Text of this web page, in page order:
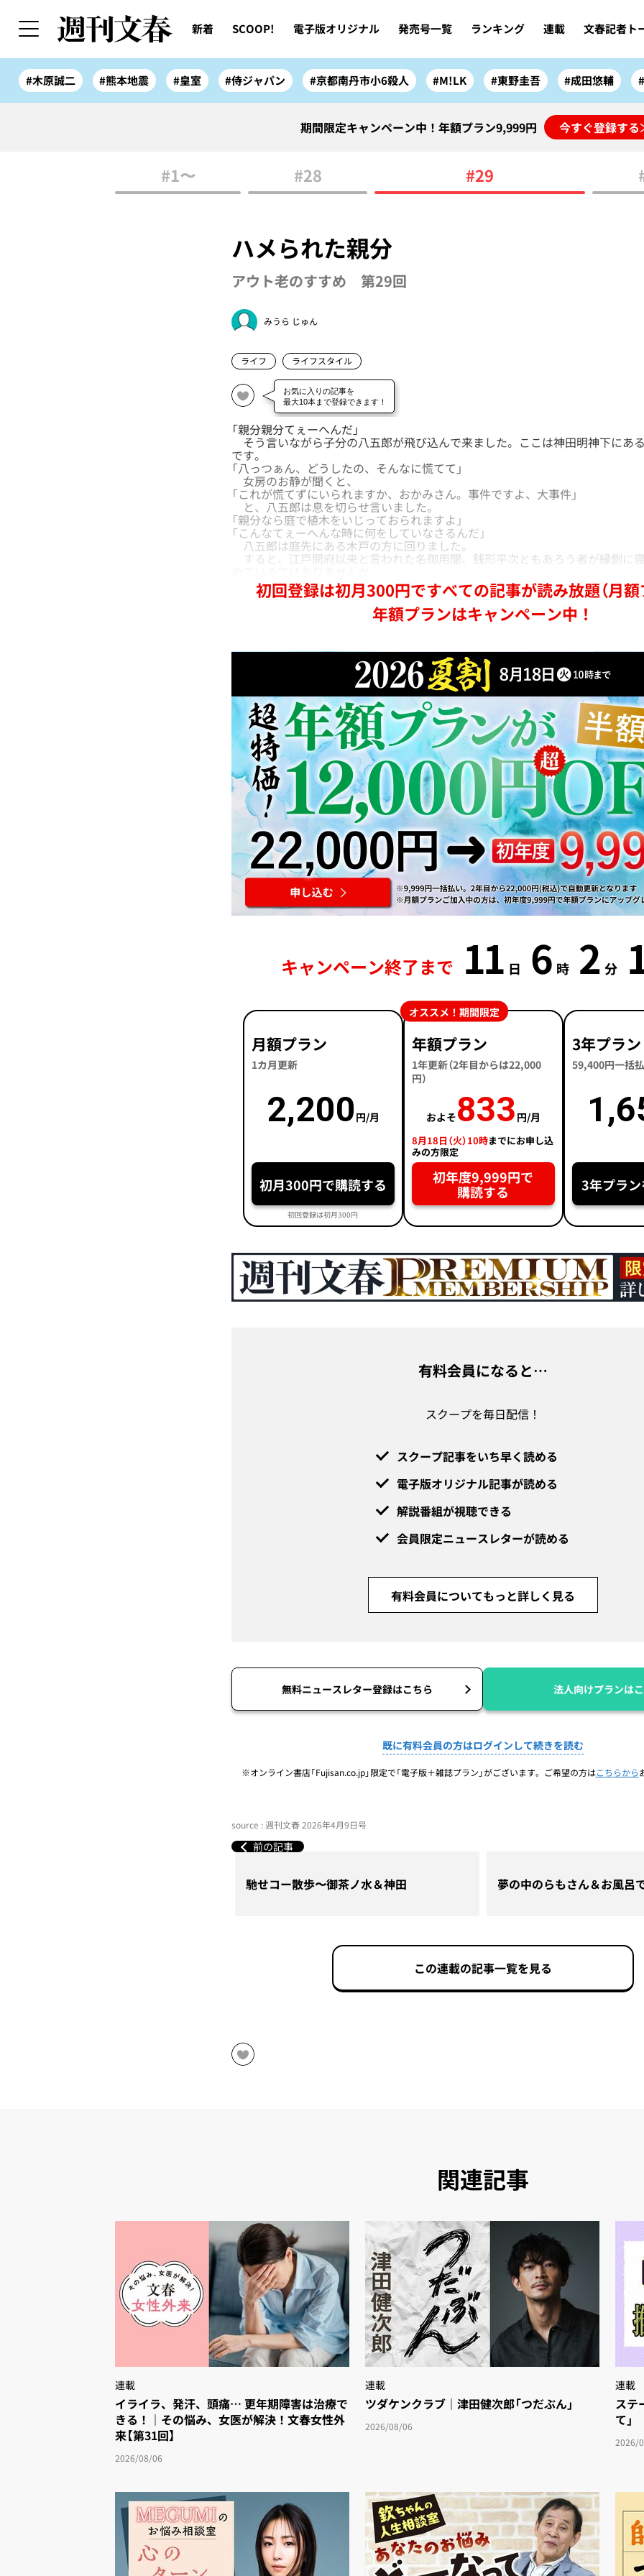
新着 SCOOP! 電子版オリジナル 発売号一覧 ランキング 連載 文春記者ト
#木原誠二 #熊本地震 #皇室 #侍ジャパン #京都南丹市小6殺人 #M!LK #東野圭吾 #成田悠輔
期間限定キャンペーン中！年額プラン9,999円 今すぐ登録す
#1〜 #28 #29
ハメられた親分
アウト老のすすめ 第29回
みうら じゅん
ライフ ライフスタイル
「親分親分てぇーへんだ」
そう言いながら子分の八五郎が飛び込んで来ました。ここは神田明神下にあ
です。
「八っつぁん、どうしたの、そんなに慌てて」
女房のお静が聞くと、
「これが慌てずにいられますか、おかみさん。事件ですよ、大事件」
と、八五郎は息を切らせ言いました。
「親分なら庭で植木をいじっておられますよ」
「こんなてぇーへんな時に何をしていなさるんだ」
八五郎は庭先にある木戸の方に回りました。
すると、江戸開府以来と言われた名御用聞、銭形平次ともあろう者が縁側に
初回登録は初月300円ですべての記事が読み放題（月額
年額プランはキャンペーン中！
キャンペーン終了まで 11 日 6 時 2 分
月額プラン
1カ月更新
2,200 円/月
初月300円で購読する
初回登録は初月300円
年額プラン
1年更新（2年目からは22,000
円）
およそ833 円/月
8月18日（火）10時までにお申し込
みの方限定
初年度9,999円で
購読する
オススメ！期間限定
3年プラン
59,400円一括
3年プラ
有料会員になると…
スクープを毎日配信！
スクープ記事をいち早く読める
電子版オリジナル記事が読める
解説番組が視聴できる
会員限定ニュースレターが読める
有料会員についてもっと詳しく見る
無料ニュースレター登録はこちら 法人向けプランは
既に有料会員の方はログインして続きを読む
※オンライン書店「Fujisan.co.jp」限定で「電子版＋雑誌プラン」がございます。ご希望の方はこちらから
source : 週刊文春 2026年4月9日号
前の記事
馳せコー散歩〜御茶ノ水＆神田 夢の中のらもさん＆お風呂
この連載の記事一覧を見る
関連記事
連載
イライラ、発汗、頭痛… 更年期障害は治療で
きる！｜その悩み、女医が解決！文春女性外
来【第31回】
2026/08/06
連載
ツダケンクラブ｜津田健次郎「つだぶん」
2026/08/06
連載
ステ
て」
2026/